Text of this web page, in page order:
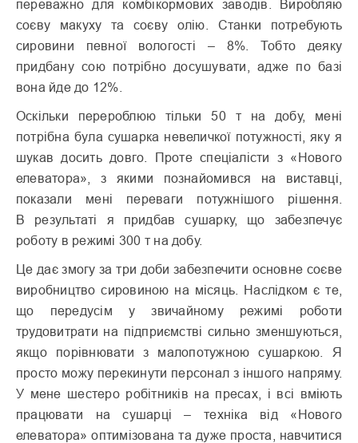
переважно для комбікормових заводів. Виробляю
соєву макуху та соєву олію. Станки потребують
сировини певної вологості – 8%. Тобто деяку
придбану сою потрібно досушувати, адже по базі
вона йде до 12%.
Оскільки перероблюю тільки 50 т на добу, мені
потрібна була сушарка невеличкої потужності, яку я
шукав досить довго. Проте спеціалісти з «Нового
елеватора», з якими познайомився на виставці,
показали мені переваги потужнішого рішення.
В результаті я придбав сушарку, що забезпечує
роботу в режимі 300 т на добу.
Це дає змогу за три доби забезпечити основне соєве
виробництво сировиною на місяць. Наслідком є те,
що передусім у звичайному режимі роботи
трудовитрати на підприємстві сильно зменшуються,
якщо порівнювати з малопотужною сушаркою. Я
просто можу перекинути персонал з іншого напряму.
У мене шестеро робітників на пресах, і всі вміють
працювати на сушарці – техніка від «Нового
елеватора» оптимізована та дуже проста, навчитися